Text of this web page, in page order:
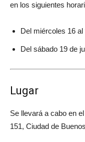
en los siguientes
Del miércoles 16
Del sábado 19 de
Lugar
Se llevará a cabo en
151, Ciudad de